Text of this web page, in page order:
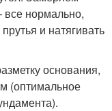
все нормально,
и натягивать
основания,
(оптимальное